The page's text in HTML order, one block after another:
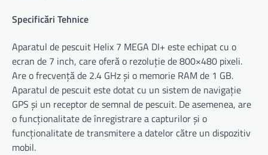
Specificări Tehnice
Aparatul de pescuit Helix 7 MEGA DI+ este echipat cu o
ecran de 7 inch, care oferă o rezoluție de 800×480 pixeli.
Are o frecvență de 2.4 GHz și o memorie RAM de 1 GB.
Aparatul de pescuit este dotat cu un sistem de navigație
GPS și un receptor de semnal de pescuit. De asemenea, are
o funcționalitate de înregistrare a capturilor și o
funcționalitate de transmitere a datelor către un dispozitiv
mobil.